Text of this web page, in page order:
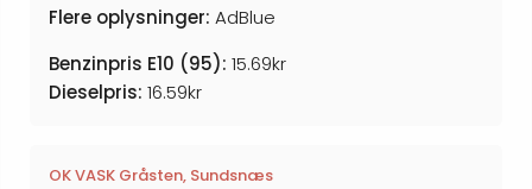
Flere oplysninger: AdBlue
Benzinpris E10 (95): 15.69kr
Dieselpris: 16.59kr
OK VASK Gråsten, Sundsnæs